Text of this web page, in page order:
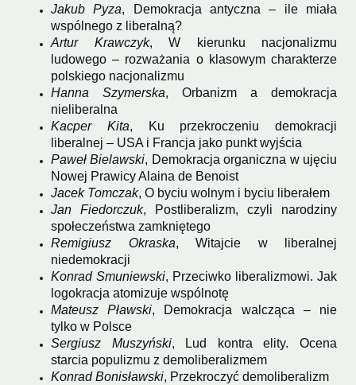
Jakub Pyza, Demokracja antyczna – ile miała
wspólnego z liberalną?
Artur Krawczyk, W kierunku nacjonalizmu
ludowego – rozważania o klasowym charakterze
polskiego nacjonalizmu
Hanna Szymerska, Orbanizm a demokracja
nieliberalna
Kacper Kita, Ku przekroczeniu demokracji
liberalnej – USA i Francja jako punkt wyjścia
Paweł Bielawski, Demokracja organiczna w ujęciu
Nowej Prawicy Alaina de Benoist
Jacek Tomczak, O byciu wolnym i byciu liberałem
Jan Fiedorczuk, Postliberalizm, czyli narodziny
społeczeństwa zamkniętego
Remigiusz Okraska, Witajcie w liberalnej
niedemokracji
Konrad Smuniewski, Przeciwko liberalizmowi. Jak
logokracja atomizuje wspólnotę
Mateusz Pławski, Demokracja walcząca – nie
tylko w Polsce
Sergiusz Muszyński, Lud kontra elity. Ocena
starcia populizmu z demoliberalizmem
Konrad Bonisławski, Przekroczyć demoliberalizm